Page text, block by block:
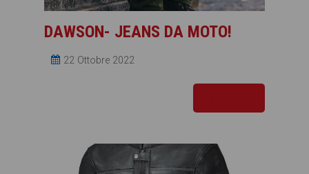
DAWSON- JEANS DA MOTO!
22 Ottobre 2022